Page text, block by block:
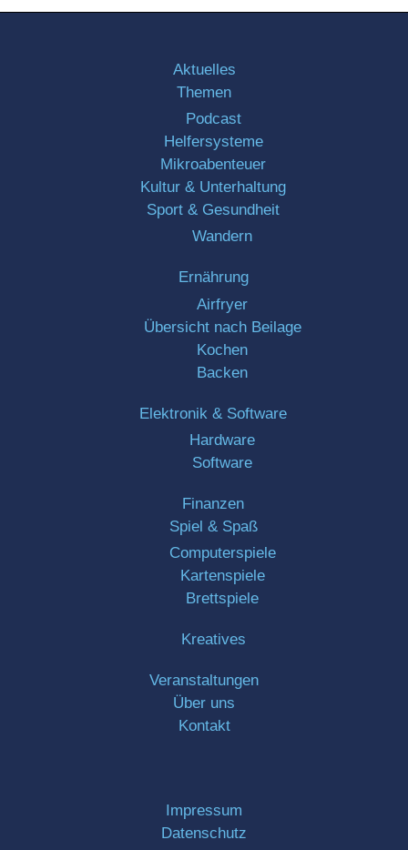
Aktuelles
Themen
Podcast
Helfersysteme
Mikroabenteuer
Kultur & Unterhaltung
Sport & Gesundheit
Wandern
Ernährung
Airfryer
Übersicht nach Beilage
Kochen
Backen
Elektronik & Software
Hardware
Software
Finanzen
Spiel & Spaß
Computerspiele
Kartenspiele
Brettspiele
Kreatives
Veranstaltungen
Über uns
Kontakt
Impressum
Datenschutz